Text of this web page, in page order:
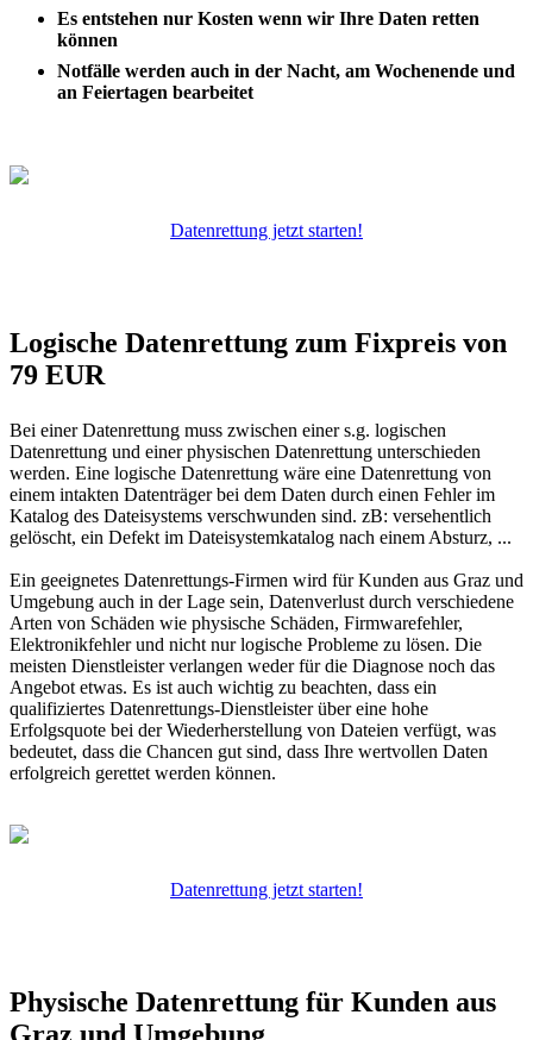
Es entstehen nur Kosten wenn wir Ihre Daten retten
können
Notfälle werden auch in der Nacht, am Wochenende und
an Feiertagen bearbeitet
Datenrettung jetzt starten!
Logische Datenrettung zum Fixpreis von
79 EUR
Bei einer Datenrettung muss zwischen einer s.g. logischen
Datenrettung und einer physischen Datenrettung unterschieden
werden. Eine logische Datenrettung wäre eine Datenrettung von
einem intakten Datenträger bei dem Daten durch einen Fehler im
Katalog des Dateisystems verschwunden sind. zB: versehentlich
gelöscht, ein Defekt im Dateisystemkatalog nach einem Absturz, ...
Ein geeignetes Datenrettungs-Firmen wird für Kunden aus Graz und
Umgebung auch in der Lage sein, Datenverlust durch verschiedene
Arten von Schäden wie physische Schäden, Firmwarefehler,
Elektronikfehler und nicht nur logische Probleme zu lösen. Die
meisten Dienstleister verlangen weder für die Diagnose noch das
Angebot etwas. Es ist auch wichtig zu beachten, dass ein
qualifiziertes Datenrettungs-Dienstleister über eine hohe
Erfolgsquote bei der Wiederherstellung von Dateien verfügt, was
bedeutet, dass die Chancen gut sind, dass Ihre wertvollen Daten
erfolgreich gerettet werden können.
Datenrettung jetzt starten!
Physische Datenrettung für Kunden aus